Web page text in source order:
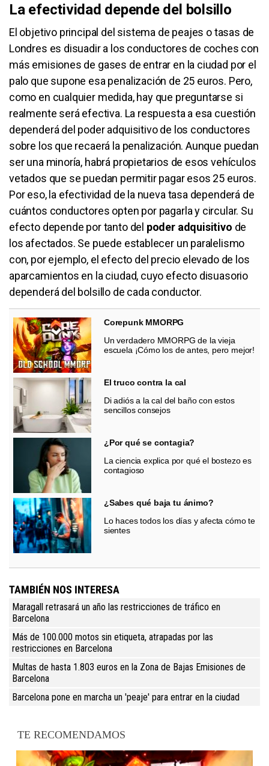
La efectividad depende del bolsillo
El objetivo principal del sistema de peajes o tasas de
Londres es disuadir a los conductores de coches con
más emisiones de gases de entrar en la ciudad por el
palo que supone esa penalización de 25 euros. Pero,
como en cualquier medida, hay que preguntarse si
realmente será efectiva. La respuesta a esa cuestión
dependerá del poder adquisitivo de los conductores
sobre los que recaerá la penalización. Aunque puedan
ser una minoría, habrá propietarios de esos vehículos
vetados que se puedan permitir pagar esos 25 euros.
Por eso, la efectividad de la nueva tasa dependerá de
cuántos conductores opten por pagarla y circular. Su
efecto depende por tanto del poder adquisitivo de
los afectados. Se puede establecer un paralelismo
con, por ejemplo, el efecto del precio elevado de los
aparcamientos en la ciudad, cuyo efecto disuasorio
dependerá del bolsillo de cada conductor.
Corepunk MMORPG
Un verdadero MMORPG de la vieja
escuela ¡Cómo los de antes, pero mejor!
El truco contra la cal
Di adiós a la cal del baño con estos
sencillos consejos
¿Por qué se contagia?
La ciencia explica por qué el bostezo es
contagioso
¿Sabes qué baja tu ánimo?
Lo haces todos los días y afecta cómo te
sientes
TAMBIÉN NOS INTERESA
Maragall retrasará un año las restricciones de tráfico en
Barcelona
Más de 100.000 motos sin etiqueta, atrapadas por las
restricciones en Barcelona
Multas de hasta 1.803 euros en la Zona de Bajas Emisiones de
Barcelona
Barcelona pone en marcha un 'peaje' para entrar en la ciudad
TE RECOMENDAMOS